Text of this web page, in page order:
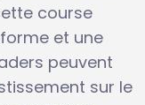
course
et une
peuvent
sur le